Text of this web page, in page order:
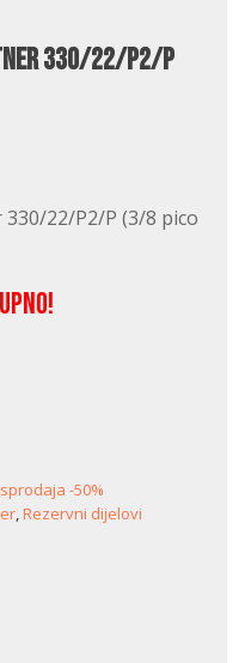
330/22/P2/P
22/P2/P (3/8 pico
-50%
,Rezervni dijelovi